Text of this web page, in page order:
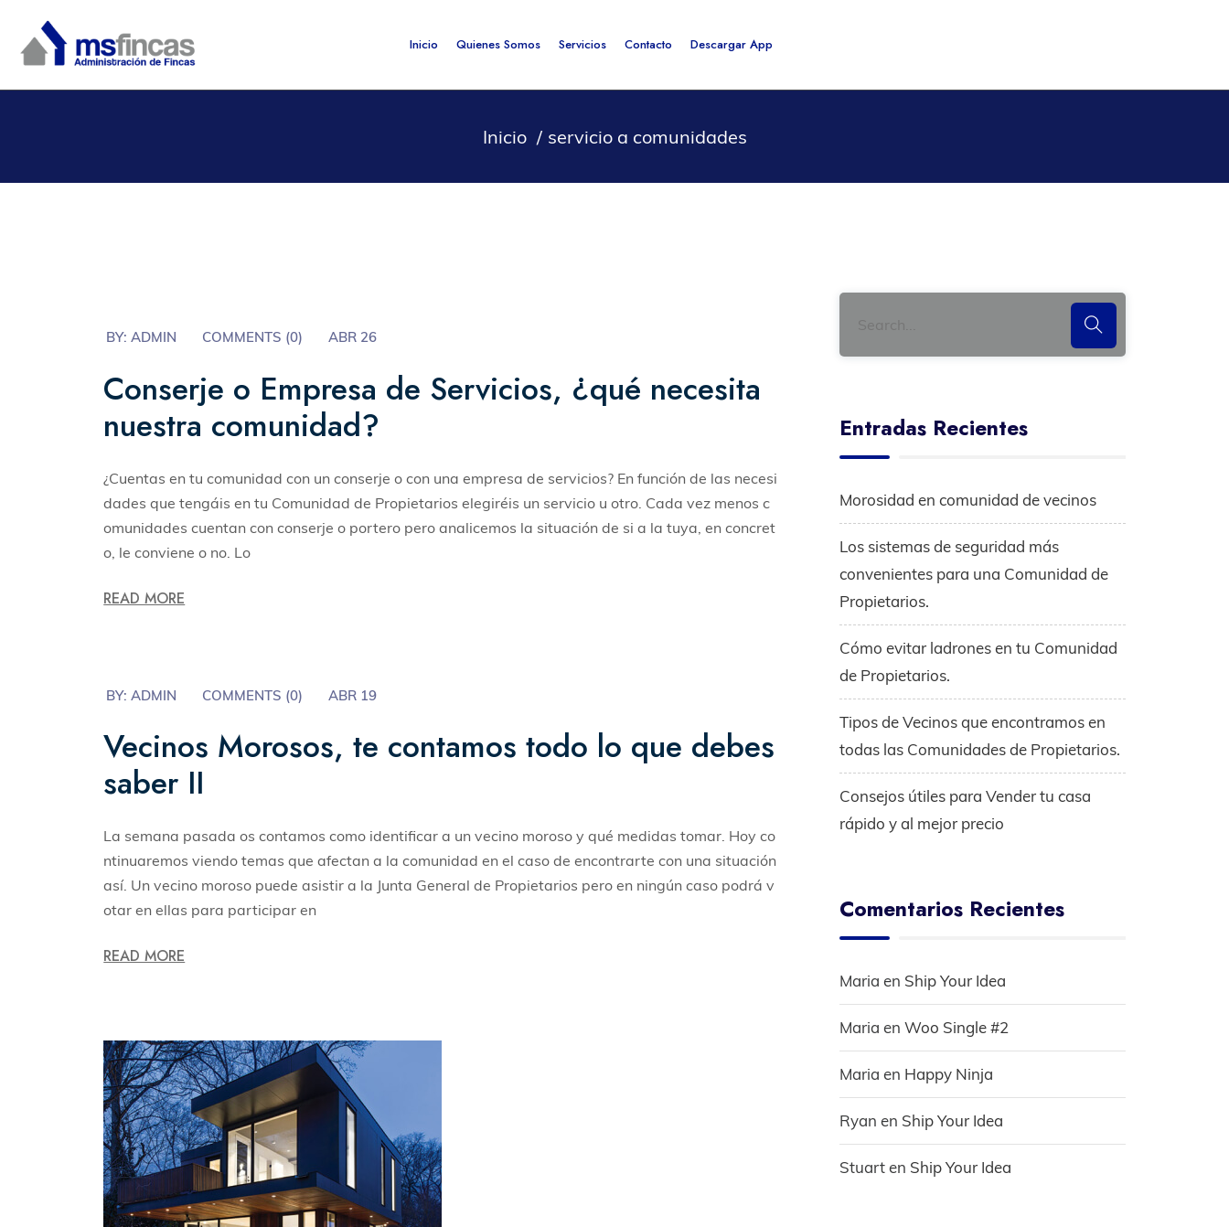
Inicio Quienes Somos Servicios Contacto Descargar App
Inicio servicio a comunidades
BY:ADMIN COMMENTS (0) ABR 26
Conserje o Empresa de Servicios, ¿qué necesita
nuestra comunidad?
¿Cuentas en tu comunidad con un conserje o con una empresa de servicios? En función de las necesi
dades que tengáis en tu Comunidad de Propietarios elegiréis un servicio u otro. Cada vez menos c
omunidades cuentan con conserje o portero pero analicemos la situación de si a la tuya, en concret
o, le conviene o no. Lo
READ MORE
BY:ADMIN COMMENTS (0) ABR 19
Vecinos Morosos, te contamos todo lo que debes
saber II
La semana pasada os contamos como identificar a un vecino moroso y qué medidas tomar. Hoy co
ntinuaremos viendo temas que afectan a la comunidad en el caso de encontrarte con una situación
así. Un vecino moroso puede asistir a la Junta General de Propietarios pero en ningún caso podrá v
otar en ellas para participar en
READ MORE
Entradas Recientes
Morosidad en comunidad de vecinos
Los sistemas de seguridad más
convenientes para una Comunidad de
Propietarios.
Cómo evitar ladrones en tu Comunidad
de Propietarios.
Tipos de Vecinos que encontramos en
todas las Comunidades de Propietarios.
Consejos útiles para Vender tu casa
rápido y al mejor precio
Comentarios Recientes
Maria en Ship Your Idea
Maria enWoo Single #2
Maria en Happy Ninja
Ryan en Ship Your Idea
Stuarten Ship Your Idea